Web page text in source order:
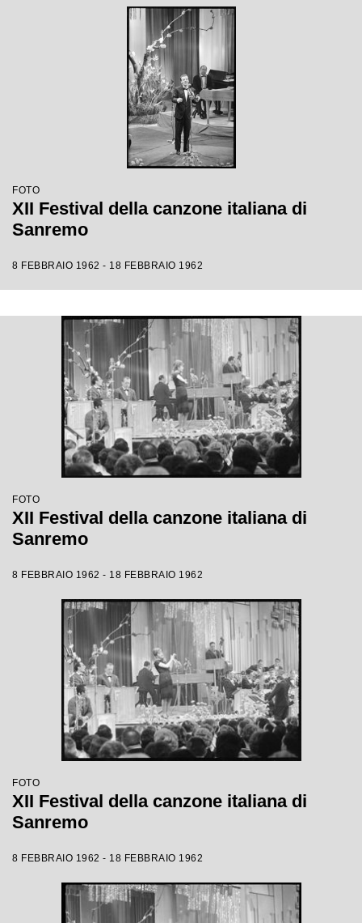
FOTO
XII Festival della canzone italiana di
Sanremo
8 FEBBRAIO 1962 - 18 FEBBRAIO 1962
FOTO
XII Festival della canzone italiana di
Sanremo
8 FEBBRAIO 1962 - 18 FEBBRAIO 1962
FOTO
XII Festival della canzone italiana di
Sanremo
8 FEBBRAIO 1962 - 18 FEBBRAIO 1962